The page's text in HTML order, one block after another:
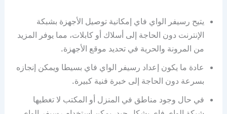
يتيح رسيفر الواي فاي إمكانية توصيل الأجهزة بشبكة
الإنترنت دون الحاجة إلى أسلاك أو كابلات، مما يوفر المزيد
من المرونة والحرية في تحديد موقع الأجهزة.
عادة ما يكون إعداد رسيفر الواي فاي بسيطا ويمكن إنجازه
بسرعة دون الحاجة إلى خبرة فنية كبيرة.
في حال وجود مناطق في المنزل أو المكتب لا تغطيها